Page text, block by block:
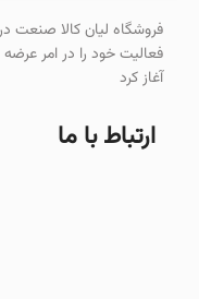
فعالیت خود را در امر
آغاز کرد
ارتباط با ما